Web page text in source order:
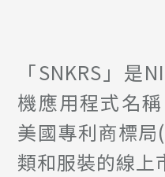
「SNKRS」是
機應用程式名
美國專利商標局
類和服裝的線上